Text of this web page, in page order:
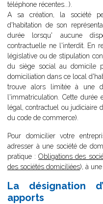
téléphone récentes...).
A sa création, la société
d'habitation de son
durée lorsqu' aucune
contractuelle ne l'interdit. En
législative ou de stipulation
du siège social au domicile
domiciliation dans ce local
trouve alors limitée à une
l'immatriculation. Cette
légal, contractuel ou judiciaire
du code de commerce).
Pour domicilier votre
adresser à une société de
pratique :Obligations des
des sociétés domiciliées), à une
La désignation
apports